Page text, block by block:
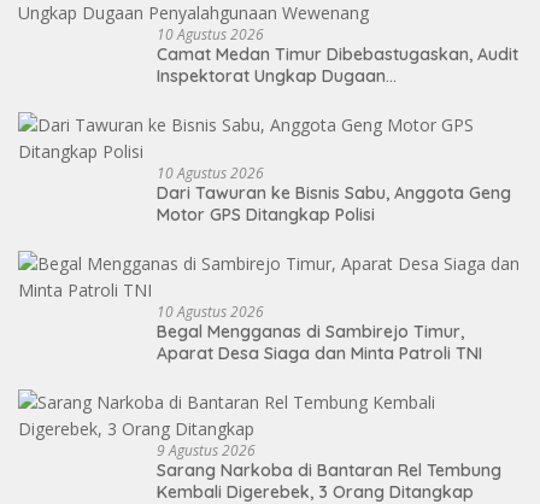
10 Agustus 2026
Camat Medan Timur Dibebastugaskan, Audit
Inspektorat Ungkap Dugaan
10 Agustus 2026
Dari Tawuran ke Bisnis Sabu, Anggota Geng
Motor GPS Ditangkap Polisi
10 Agustus 2026
Begal Mengganas di Sambirejo Timur,
Aparat Desa Siaga dan Minta Patroli TNI
9 Agustus 2026
Sarang Narkoba di Bantaran Rel Tembung
Kembali Digerebek, 3 Orang Ditangkap